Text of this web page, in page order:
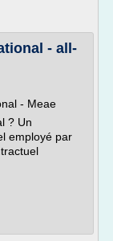
- all-
- Meae
? Un
employé par